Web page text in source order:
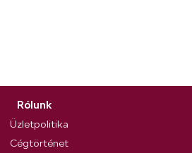
Rólunk
Üzletpolitika
Cégtörténet